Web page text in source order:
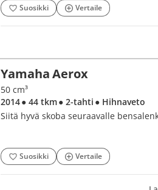
Suosikki Vertaile
Yamaha Aerox
50 cm³
2014● 44 tkm● 2-tahti ● Hihnaveto
Siitä hyvä skoba seuraavalle
Suosikki Vertaile